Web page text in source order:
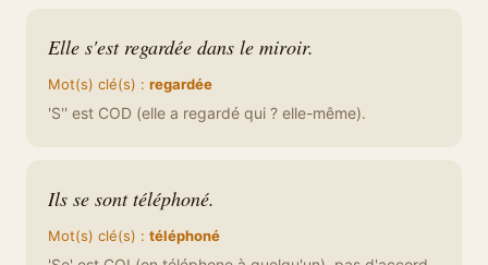
Elle s'est regardée dans le miroir.
Mot(s) clé(s) : regardée
'S'' est COD (elle a regardé qui ? elle-même).
Ils se sont téléphoné.
Mot(s) clé(s) : téléphoné